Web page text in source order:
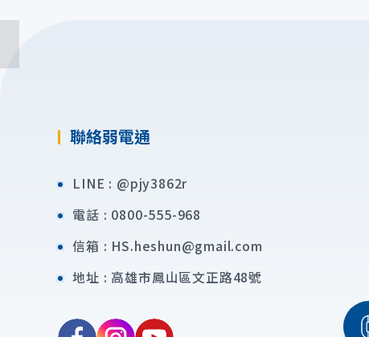
聯絡弱電通
LINE : @pjy3862r
電話 : 0800-555-968
信箱 : HS.heshun@gmail.com
地址 : 高雄市鳳山區文正路48號